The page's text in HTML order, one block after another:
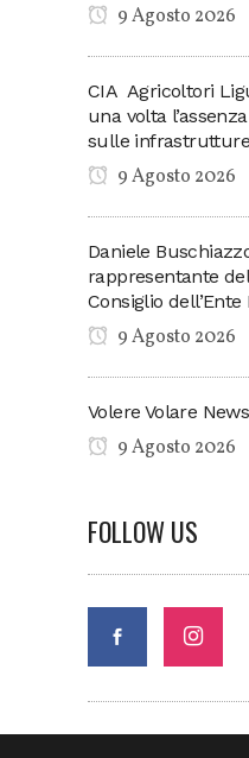
9 Agosto 2026
CIA Agricoltori
una volta
sulle
9 Agosto 2026
Daniele
rappresentante
Consiglio
9 Agosto 2026
Volere Volare
9 Agosto 2026
FOLLOW US